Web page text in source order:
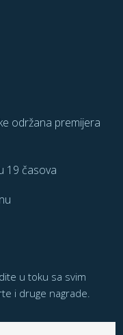
održana premijera
19 časova
u toku sa svim
i druge nagrade.